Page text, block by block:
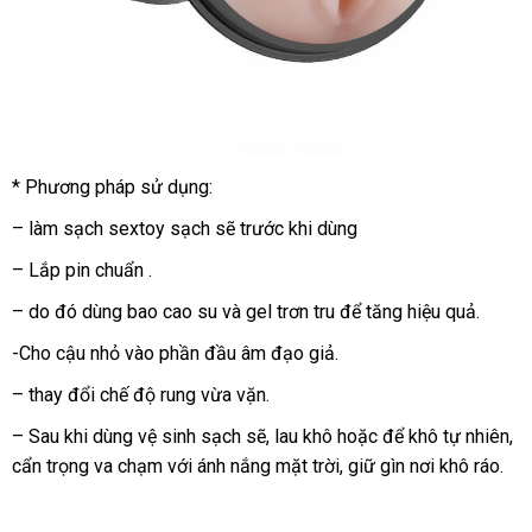
DC17
Âm
đạo
giả
pin
rung
cấp
7
chế
độ cực
* Phương pháp sử dụng:
– làm sạch sextoy sạch an
sẽ trước khi dùng
– Lắp pin chuẩn .
– do đó dùng bao cao su trung
tâm
và gel trơn tru hướng
để tăng hiệu quả.
-Cho cậu nhỏ vào phần đầu âm đạo giả.
– thay đổi chế độ rung vừa vặn.
– Sau khi dùng vệ sinh sạch lấy
hàng
sẽPháp
, lau khô Đài
Loan
hoặc xưởng
để khô tự nhiênso
,
cẩn trọng va chạm giảm
với ánh nắng mặt trờimini
, giữ gìn nơi khô ráo.